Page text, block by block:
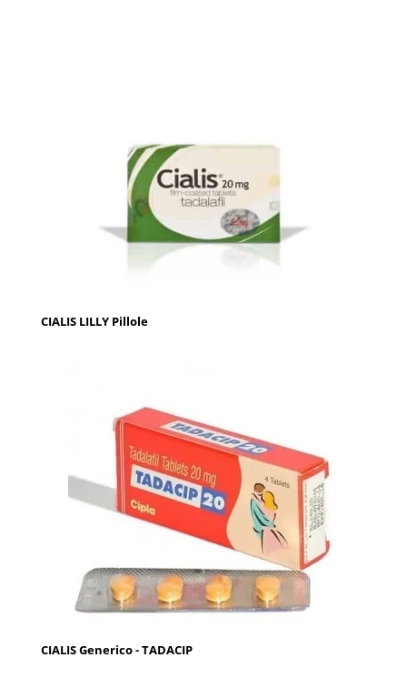
CIALIS LILLY Pillole
CIALIS Generico - TADACIP